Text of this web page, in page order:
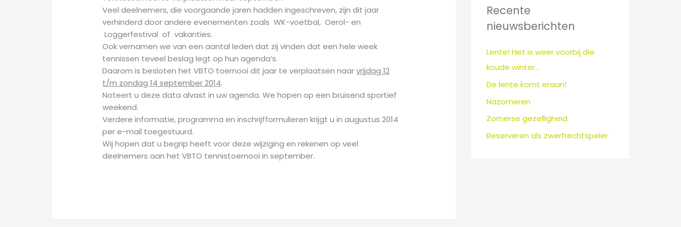
Veel deelnemers, die voorgaande jaren hadden ingeschreven, zijn dit jaar
verhinderd door andere evenementen zoals WK-voetbal, Oerol- en
Loggerfestival of vakanties.
Ook vernamen we van een aantal leden dat zij vinden dat een hele week
tennissen teveel beslag legt op hun agenda’s.
Daarom is besloten het VBTO toernooi dit jaar te verplaatsen naarvrijdag 12
t/m zondag 14 september 2014.
Noteert u deze data alvast in uw agenda. We hopen op een bruisend sportief
weekend.
Verdere informatie, programma en inschrijfformulieren krijgt u in augustus 2014
per e-mail toegestuurd.
Wij hopen dat u begrip heeft voor deze wijziging en rekenen op veel
deelnemers aan het VBTO tennistoernooi in september.
n
a
r
:
Recente
nieuwsberichten
Lente! Het is weer voorbij die
koude winter…
De lente komt eraan!
Nazomeren
Zomerse gezelligheid
Reserveren als zwerfrechtspeler